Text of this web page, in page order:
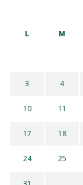
L M
3 4
10 11
17 18
24 25